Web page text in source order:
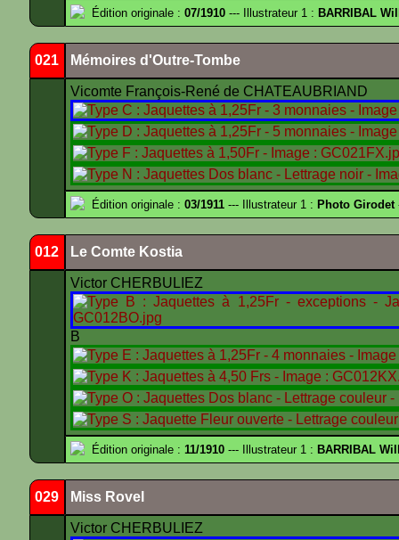
Édition originale : 07/1910 --- Illustrateur 1 : BARRIBAL
021 Mémoires d'Outre-Tombe
Vicomte François-René de CHATEAUBRIAND
Édition originale : 03/1911 --- Illustrateur 1 : Photo Girodet
012 Le Comte Kostia
Victor CHERBULIEZ
B
Édition originale : 11/1910 --- Illustrateur 1 : BARRIBAL
029 Miss Rovel
Victor CHERBULIEZ